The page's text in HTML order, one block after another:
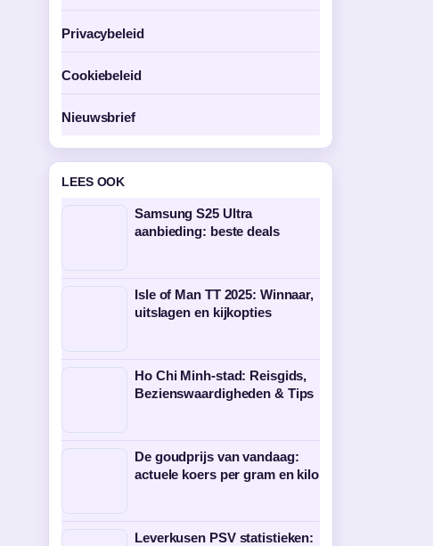
Privacybeleid
Cookiebeleid
Nieuwsbrief
LEES OOK
Samsung S25 Ultra
aanbieding: beste deals
Isle of Man TT 2025: Winnaar,
uitslagen en kijkopties
Ho Chi Minh-stad: Reisgids,
Bezienswaardigheden & Tips
De goudprijs van vandaag:
actuele koers per gram en kilo
Leverkusen PSV statistieken: